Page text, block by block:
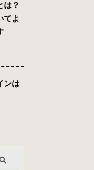
は？
てよ
ンは